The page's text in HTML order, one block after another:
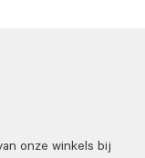
onze winkels bij